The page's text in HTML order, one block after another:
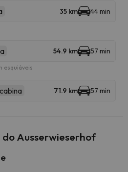
35 km 44 min
54.9 km 57 min
esquiáveis
71.9 km 57 min
Ausserwieserhof